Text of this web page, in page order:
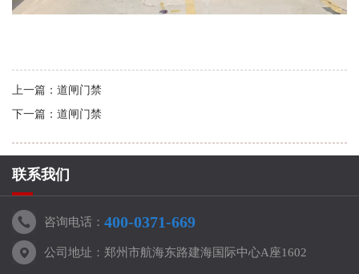
上一篇： 道闸门禁
下一篇： 道闸门禁
联系我们
咨询电话： 400-0371-669
公司地址：郑州市航海东路建海国际中心A座1602